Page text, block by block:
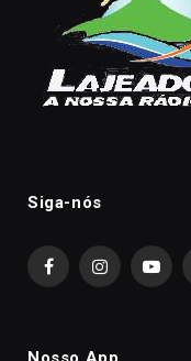
Siga-nós
FacebookInstagram